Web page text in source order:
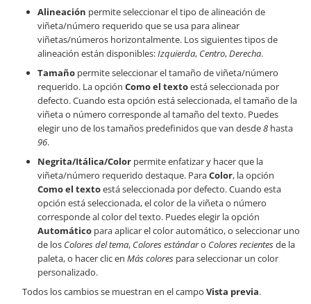
Alineación permite seleccionar el tipo de alineación de
viñeta/número requerido que se usa para alinear
viñetas/números horizontalmente. Los siguientes tipos de
alineación están disponibles:Izquierda, Centro,Derecha.
Tamaño permite seleccionar el tamaño de viñeta/número
requerido. La opción Como el textoestá seleccionada por
defecto. Cuando esta opción está seleccionada, el tamaño de la
viñeta o número corresponde al tamaño del texto. Puedes
elegir uno de los tamaños predefinidos que van desde8 hasta
96.
Negrita/Itálica/Color permite enfatizar y hacer que la
viñeta/número requerido destaque. ParaColor, la opción
Como el textoestá seleccionada por defecto. Cuando esta
opción está seleccionada, el color de la viñeta o número
corresponde al color del texto. Puedes elegir la opción
Automático para aplicar el color automático, o seleccionar uno
de los Colores del tema, Colores estándaro Colores recientesde la
paleta, o hacer clic en Más colores para seleccionar un color
personalizado.
Todos los cambios se muestran en el campo Vista previa.